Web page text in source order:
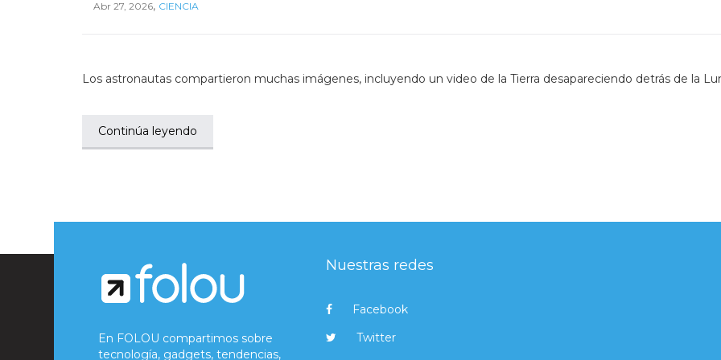
Abr 27, 2026, CIENCIA
Los astronautas compartieron muchas imágenes, incluyendo un video de la Tierra desapareciendo detrás de la
Continúa leyendo
En FOLOU compartimos sobre
tecnología, gadgets, tendencias,
Nuestras redes
Facebook
Twitter